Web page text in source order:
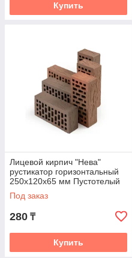
Купить
Лицевой кирпич "Нева"
рустикатор горизонтальный
250x120x65 мм Пустотелый
Под заказ
280 ₸
Купить